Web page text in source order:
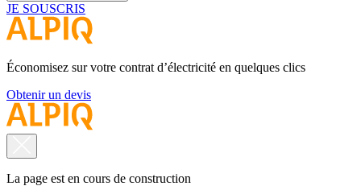
JE SOUSCRIS
Économisez sur votre contrat d’électricité en quelques clics
Obtenir un devis
La page est en cours de construction